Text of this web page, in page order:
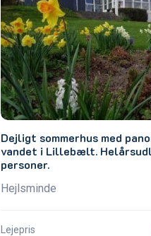
Dejligt sommerhus med
vandet i Lillebælt.
personer.
Hejlsminde
Lejepris